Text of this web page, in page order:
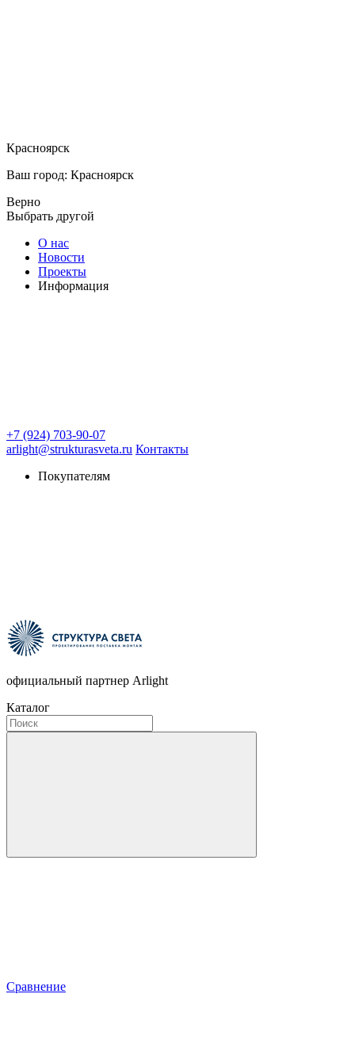
Красноярск
Ваш город: Красноярск
Верно
Выбрать другой
О нас
Новости
Проекты
Информация
+7 (924) 703-90-07
arlight@strukturasveta.ru Контакты
Покупателям
официальный партнер Arlight
Каталог
Сравнение